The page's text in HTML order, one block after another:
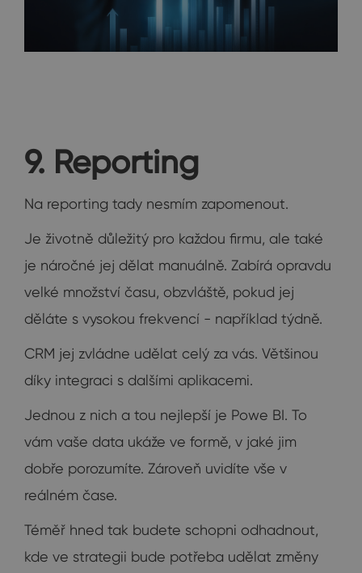
9. Reporting
Na reporting tady nesmím zapomenout.
Je životně důležitý pro každou firmu, ale také
je náročné jej dělat manuálně. Zabírá opravdu
velké množství času, obzvláště, pokud jej
děláte s vysokou frekvencí - například týdně.
CRM jej zvládne udělat celý za vás. Většinou
díky integraci s dalšími aplikacemi.
Jednou z nich a tou nejlepší je Powe BI. To
vám vaše data ukáže ve formě, v jaké jim
dobře porozumíte. Zároveň uvidíte vše v
reálném čase.
Téměř hned tak budete schopni odhadnout,
kde ve strategii bude potřeba udělat změny